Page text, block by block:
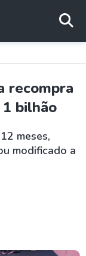
recompra
bilhão
meses,
modificado a